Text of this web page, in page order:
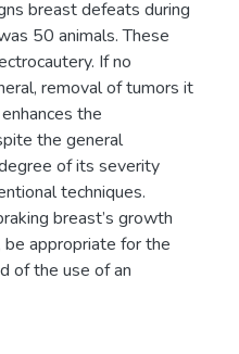
breast defeats during
50 animals. These
If no
removal of tumors it
the
the general
of its severity
techniques.
breast’s growth
be appropriate for the
of the use of an